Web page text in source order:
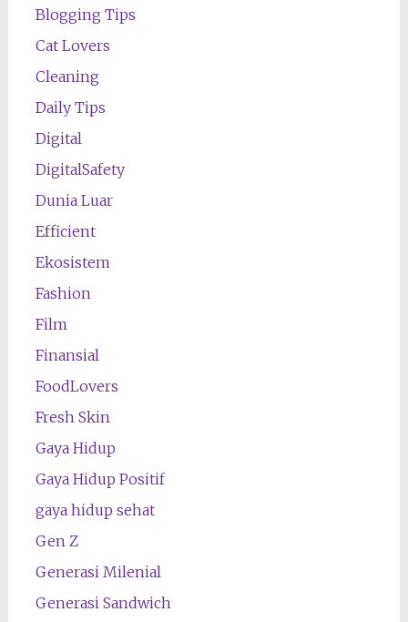
Blogging Tips
Cat Lovers
Cleaning
Daily Tips
Digital
DigitalSafety
Dunia Luar
Efficient
Ekosistem
Fashion
Film
Finansial
FoodLovers
Fresh Skin
Gaya Hidup
Gaya Hidup Positif
gaya hidup sehat
Gen Z
Generasi Milenial
Generasi Sandwich